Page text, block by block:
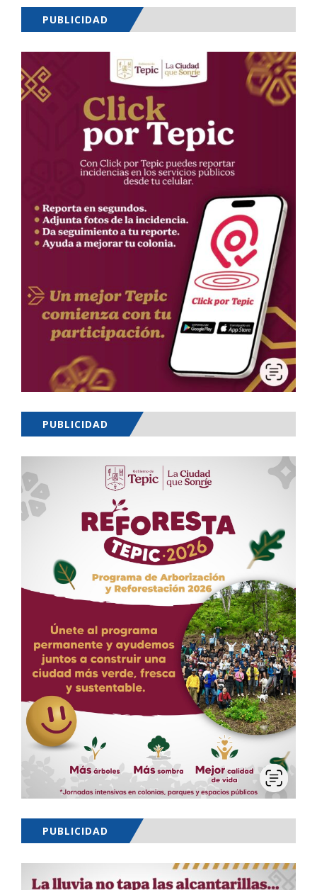
PUBLICIDAD
PUBLICIDAD
PUBLICIDAD